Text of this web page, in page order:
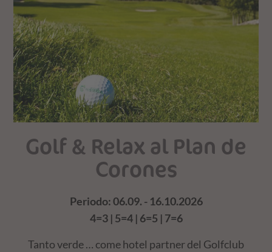
Golf & Relax al Plan de
Corones
Periodo: 06.09. - 16.10.2026
4=3 | 5=4 | 6=5 | 7=6
Tanto verde … come hotel partner del Golfclub